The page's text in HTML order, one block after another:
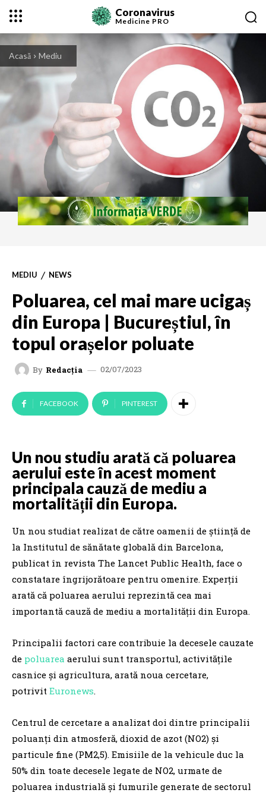
Coronavirus
Medicine PRO
Acasă Mediu
MEDIU NEWS
Poluarea, cel mai mare ucigaș
din Europa | Bucureștiul, în
topul orașelor poluate
By Redacția 02/07/2023
FACEBOOK PINTEREST
Un nou studiu arată că poluarea
aerului este în acest moment
principala cauză de mediu a
mortalității din Europa.
Un nou studiat realizat de către oamenii de știință de
la Institutul de sănătate globală din Barcelona,
publicat în revista The Lancet Public Health, face o
constatare îngrijorătoare pentru omenire. Experții
arată că poluarea aerului reprezintă cea mai
importantă cauză de mediu a mortalității din Europa.
Principalii factori care contribuie la decesele cauzate
de poluarea aerului sunt transportul, activitățile
casnice și agricultura, arată noua cercetare,
potrivit Euronews.
Centrul de cercetare a analizat doi dintre principalii
poluanți din atmosferă, dioxid de azot (NO2) și
particule fine (PM2,5). Emisiile de la vehicule duc la
50% din toate decesele legate de NO2, urmate de
poluarea industrială și fumurile generate de sectorul